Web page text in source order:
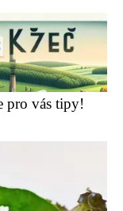
pro vás tipy!